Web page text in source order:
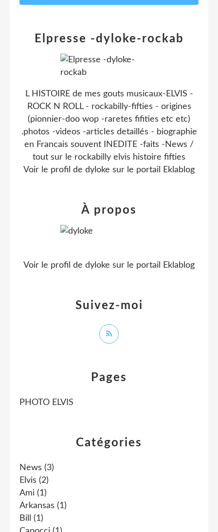
Catégories
News (3)
Elvis (2)
Ami (1)
Arkansas (1)
Bill
(1)
Pages
PHOTO ELVIS
Elpresse -dyloke-rockab
L HISTOIRE de mes gouts musicaux-ELVIS -
ROCK N ROLL - rockabilly-fifties - origines
(pionnier-doo wop -raretes fifities etc etc)
.photos -videos -articles detaillés - biographie
en Francais souvent INEDITE -faits -News /
tout sur le rockabilly elvis histoire fifties
Voir le profil de dyloke sur le portail Eklablog
Suivez-moi
À propos
Voir le profil de dyloke sur le portail Eklablog